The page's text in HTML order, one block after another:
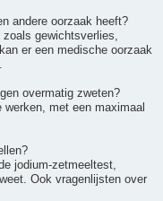
andere oorzaak heeft?
gewichtsverlies,
er een medische oorzaak
overmatig zweten?
met een maximaal
jodium-zetmeeltest,
Ook vragenlijsten over